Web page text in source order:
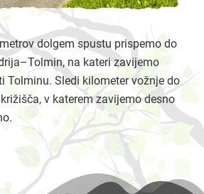
dolgem spustu prispemo do
na kateri zavijemo
Tolminu. Sledi kilometer vožnje do
v katerem zavijemo desno